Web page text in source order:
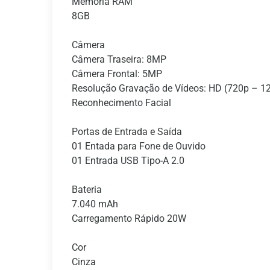
8GB
Câmera
Câmera Traseira: 8MP
Câmera Frontal: 5MP
Resolução Gravação de Vídeos: HD (720p –
Reconhecimento Facial
Portas de Entrada e Saída
01 Entada para Fone de Ouvido
01 Entrada USB Tipo-A 2.0
Bateria
7.040 mAh
Carregamento Rápido 20W
Cor
Cinza